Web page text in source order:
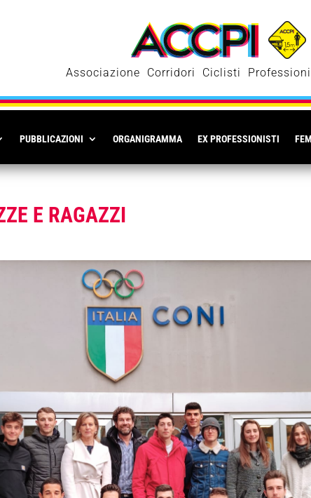
Associazione Corridori Ciclisti
PUBBLICAZIONI ORGANIGRAMMA EX PROFESSIONISTI
E RAGAZZI